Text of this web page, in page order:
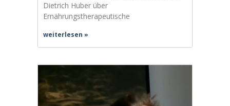
Dietrich Huber über
Ernährungstherapeutische
weiterlesen »